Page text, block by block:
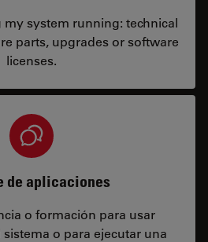
my system running: technical
parts, upgrades or software
licenses.
de aplicaciones
o formación para usar
o para ejecutar una